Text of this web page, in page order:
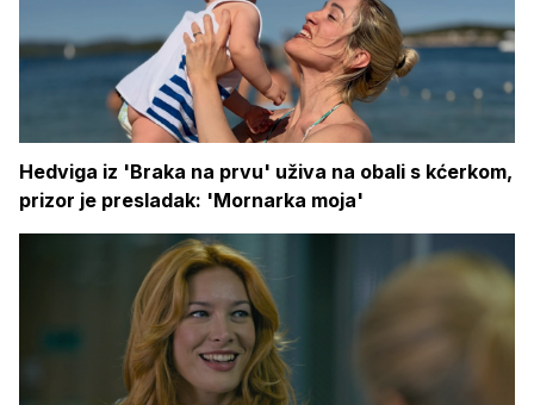
Hedviga iz 'Braka na prvu' uživa na obali s kćerkom,
prizor je presladak: 'Mornarka moja'